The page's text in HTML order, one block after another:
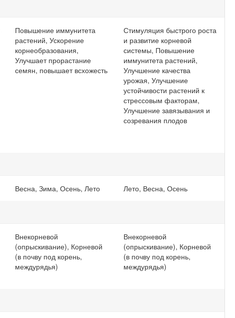
Повышение иммунитета
растений, Ускорение
корнеобразования,
Улучшает прорастание
семян, повышает всхожесть
Стимуляция быстрого роста
и развитие корневой
системы, Повышение
иммунитета растений,
Улучшение качества
урожая, Улучшение
устойчивости растений к
стрессовым факторам,
Улучшение завязывания и
созревания плодов
Весна, Зима, Осень, Лето Лето, Весна, Осень
Внекорневой
(опрыскивание), Корневой
(в почву под корень,
междурядья)
Внекорневой
(опрыскивание), Корневой
(в почву под корень,
междурядья)